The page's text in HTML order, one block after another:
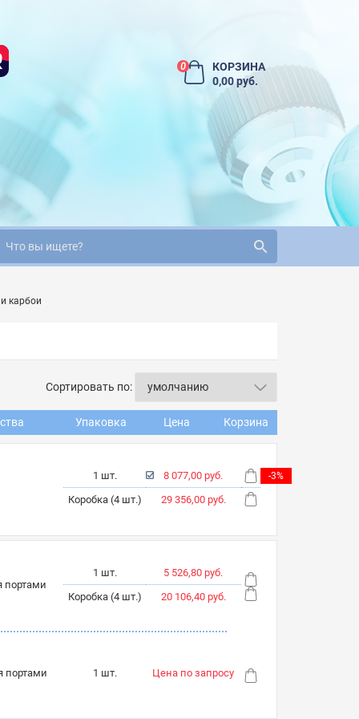
0
КОРЗИНА
0,00 руб.
карбои
Сортировать по:
Упаковка Цена Корзина
1 шт.
Коробка (4 шт.)
8 077,00 руб.
29 356,00 руб.
-3%
портами
1 шт.
Коробка (4 шт.)
5 526,80 руб.
20 106,40 руб.
портами 1 шт. Цена по запросу